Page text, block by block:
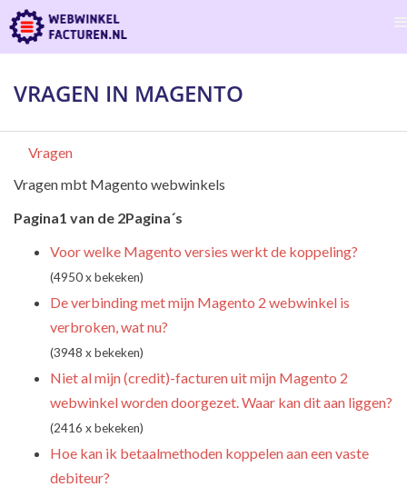
VRAGEN IN MAGENTO
Vragen
Vragen mbt Magento webwinkels
Pagina1 van de 2Pagina´s
Voor welke Magento versies werkt de koppeling?
(4950 x bekeken)
De verbinding met mijn Magento 2 webwinkel is
verbroken, wat nu?
(3948 x bekeken)
Niet al mijn (credit)-facturen uit mijn Magento 2
webwinkel worden doorgezet. Waar kan dit aan liggen?
(2416 x bekeken)
Hoe kan ik betaalmethoden koppelen aan een vaste
debiteur?